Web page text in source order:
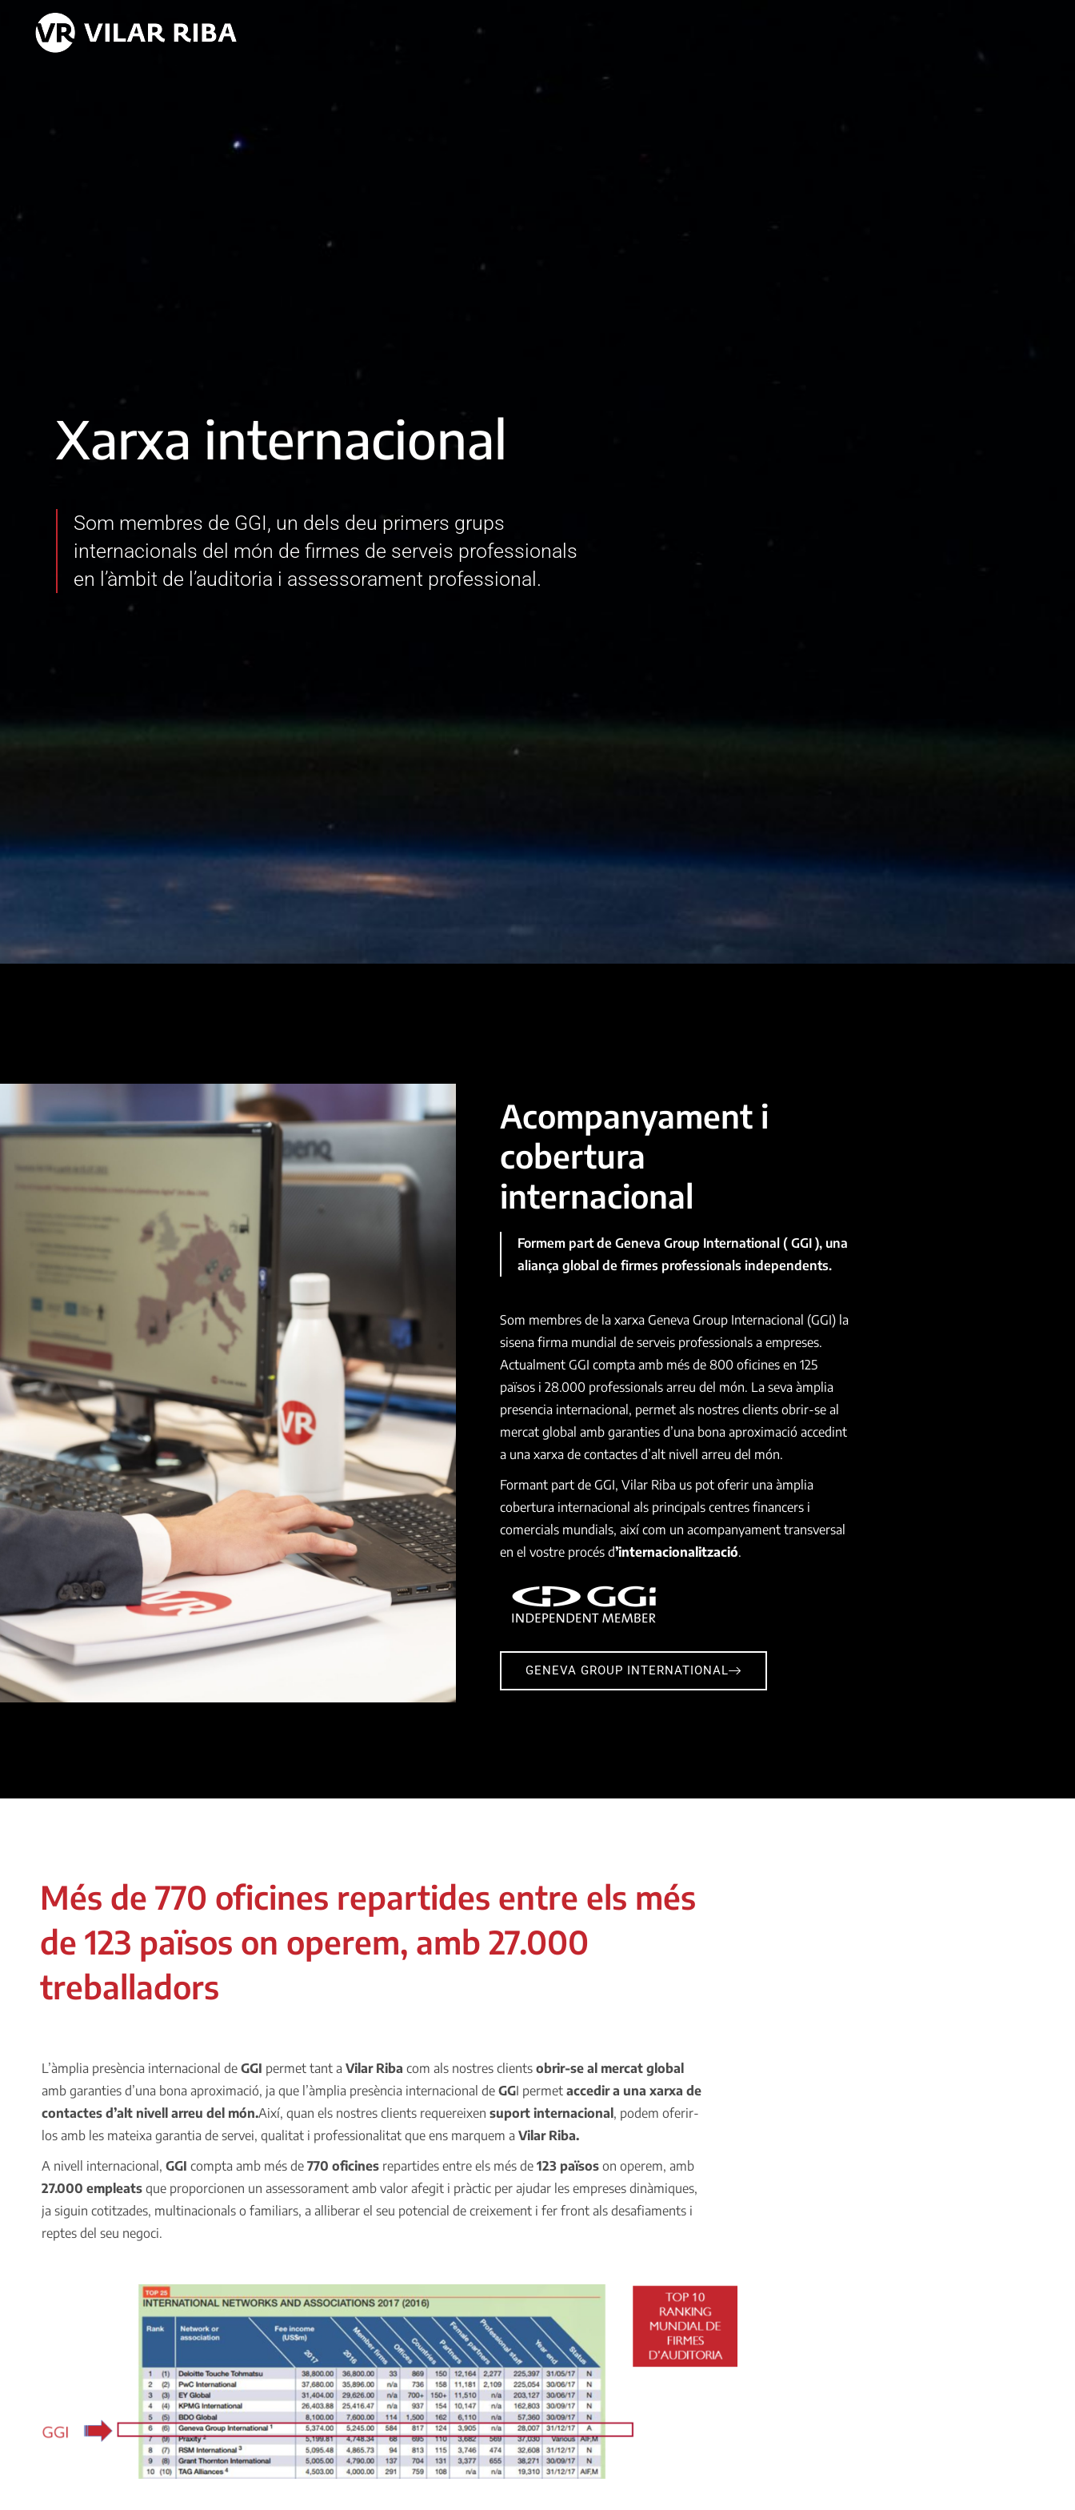
Xarxa internacional
Som membres de GGI, un dels deu primers grups
internacionals del món de firmes de serveis professionals
en l’àmbit de l’auditoria i assessorament professional.
Acompanyament i
cobertura
internacional
Formem part de Geneva Group International ( GGI ), una
aliança global de firmes professionals independents.
Som membres de la xarxa Geneva Group Internacional (GGI) la
sisena firma mundial de serveis professionals a empreses.
Actualment GGI compta amb més de 800 oficines en 125
països i 28.000 professionals arreu del món. La seva àmplia
presencia internacional, permet als nostres clients obrir-se al
mercat global amb garanties d’una bona aproximació accedint
a una xarxa de contactes d’alt nivell arreu del món.
Formant part de GGI, Vilar Riba us pot oferir una àmplia
cobertura internacional als principals centres financers i
comercials mundials, així com un acompanyament transversal
en el vostre procés d’internacionalització.
GENEVA GROUP INTERNATIONAL
Més de 770 oficines repartides entre els més
de 123 països on operem, amb 27.000
treballadors
L’àmplia presència internacional de GGI permet tant a Vilar Riba com als nostres clients obrir-se al mercat global
amb garanties d’una bona aproximació, ja que l’àmplia presència internacional de GGI permet accedir a una xarxa de
contactes d’alt nivell arreu del món.Així, quan els nostres clients requereixen suport internacional, podem oferir-
los amb les mateixa garantia de servei, qualitat i professionalitat que ens marquem a Vilar Riba.
A nivell internacional, GGI compta amb més de 770 oficines repartides entre els més de 123 països on operem, amb
27.000 empleats que proporcionen un assessorament amb valor afegit i pràctic per ajudar les empreses dinàmiques,
ja siguin cotitzades, multinacionals o familiars, a alliberar el seu potencial de creixement i fer front als desafiaments i
reptes del seu negoci.